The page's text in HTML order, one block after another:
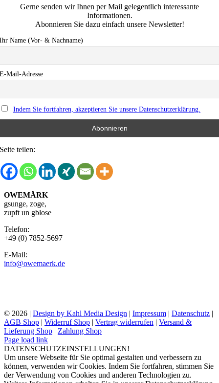
Gerne senden wir Ihnen per Mail gelegentlich interessante
Informationen.
Abonnieren Sie dazu einfach unsere Newsletter!
Ihr Name (Vor- & Nachname)
E-Mail-Adresse
Indem Sie fortfahren, akzeptieren Sie unsere Datenschutzerklärung.
Seite teilen:
OWEMÄRK
gsunge, zoge,
zupft un gblose
Telefon:
+49 (0) 7852-5697
E-Mail:
info@owemaerk.de
© 2026 | Design by Kahl Media Design | Impressum | Datenschutz |
AGB Shop | Widerruf Shop | Vertrag widerrufen | Versand &
Lieferung Shop | Zahlung Shop
Page load link
DATENSCHUTZEINSTELLUNGEN!
Um unsere Webseite für Sie optimal gestalten und verbessern zu
können, verwenden wir Cookies. Indem Sie fortfahren, stimmen Sie
der Verwendung von Cookies und anderen Technologien zu.